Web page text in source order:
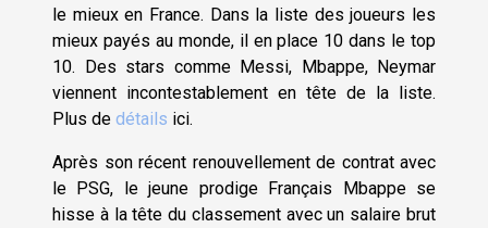
le mieux en France. Dans la liste des joueurs les
mieux payés au monde, il en place 10 dans le top
10. Des stars comme Messi, Mbappe, Neymar
viennent incontestablement en tête de la liste.
Plus de détails ici.
Après son récent renouvellement de contrat avec
le PSG, le jeune prodige Français Mbappe se
hisse à la tête du classement avec un salaire brut